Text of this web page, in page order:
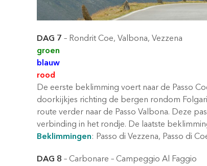
DAG 7 – Rondrit Coe, Valbona, Vezzena
groen
blauw
rood
De eerste beklimming voert naar de Passo
doorkijkjes richting de bergen rondom
route verder naar de Passo Valbona. Deze
verbinding in het rondje. De laatste
Beklimmingen: Passo di Vezzena, Passo di
DAG 8 – Carbonare – Campeggio Al Faggio